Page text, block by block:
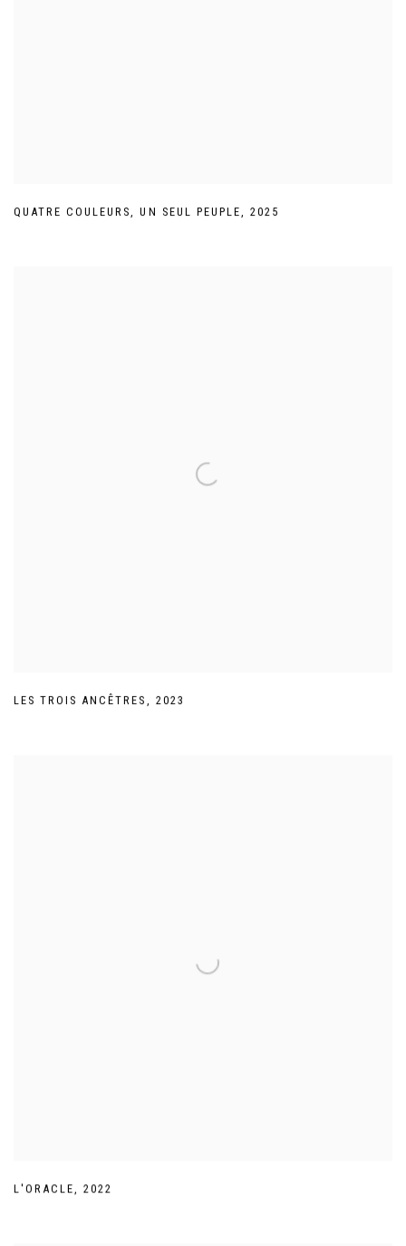
QUATRE COULEURS,UN SEUL PEUPLE, 2025
LES TROIS ANCÊTRES , 2023
L'ORACLE,2022